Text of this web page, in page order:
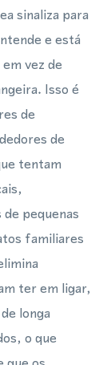
sinaliza para
e está
vez de
Isso é
de
de
tentam
pequenas
familiares
ter em ligar,
longa
o que